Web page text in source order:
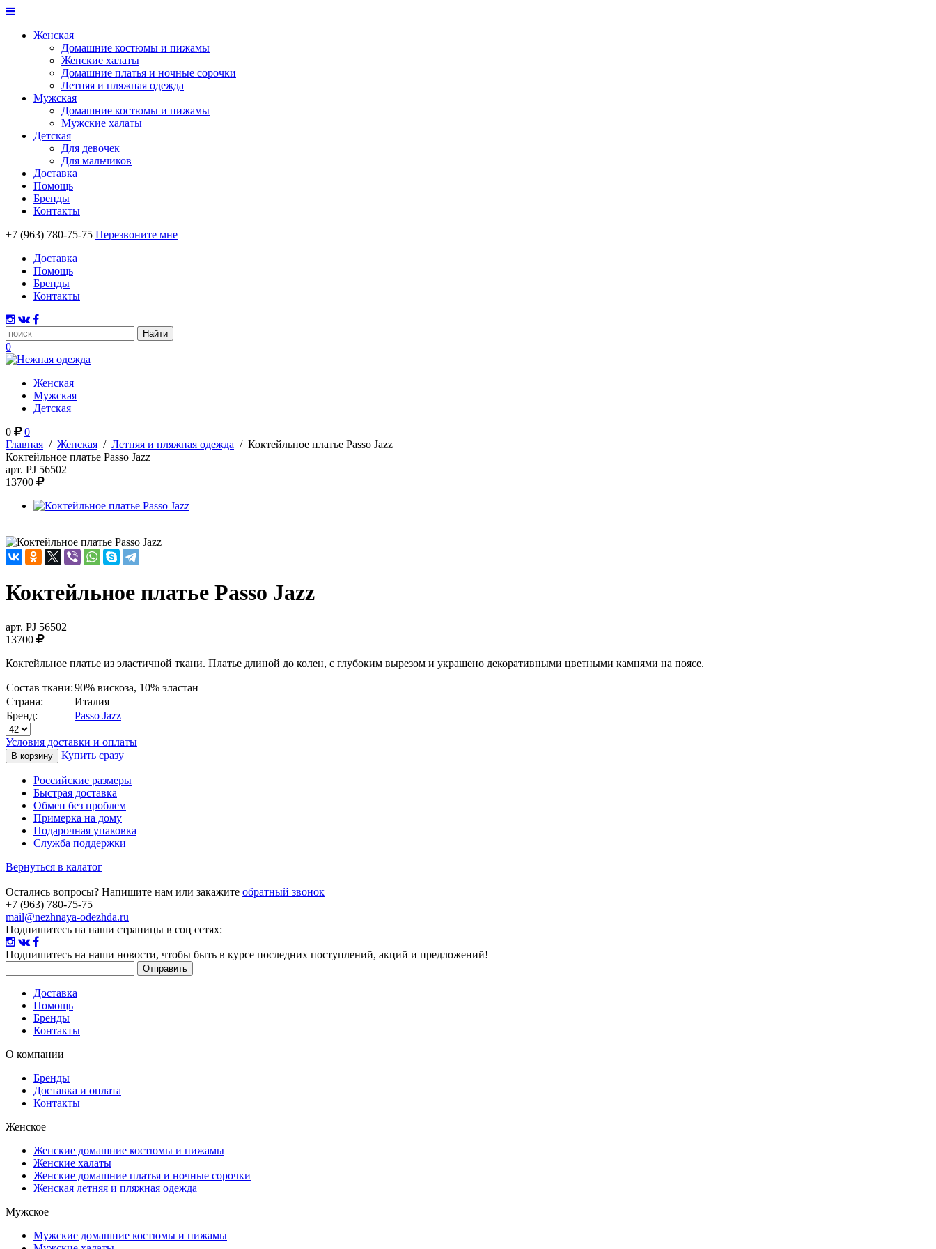
Женская
Домашние костюмы и пижамы
Женские халаты
Домашние платья и ночные сорочки
Летняя и пляжная одежда
Мужская
Домашние костюмы и пижамы
Мужские халаты
Детская
Для девочек
Для мальчиков
Доставка
Помощь
Бренды
Контакты
+7 (963) 780-75-75 Перезвоните мне
Доставка
Помощь
Бренды
Контакты
0
Женская
Мужская
Детская
0
0
Главная / Женская / Летняя и пляжная одежда / Коктейльное платье Passo Jazz
Коктейльное платье Passo Jazz
арт. PJ 56502
13700
Коктейльное платье Passo Jazz
арт. PJ 56502
13700
Коктейльное платье из эластичной ткани. Платье длиной до колен, с глубоким вырезом и украшено декоративными цветными камнями на поясе.
Состав ткани:90% вискоза, 10% эластан
Страна:
Италия
Бренд:
Passo Jazz
Условия доставки и оплаты
Купить сразу
Российские размеры
Быстрая доставка
Обмен без проблем
Примерка на дому
Подарочная упаковка
Служба поддержки
Вернуться в калатог
Остались вопросы? Напишите нам или закажите обратный звонок
+7 (963) 780-75-75
mail@nezhnaya-odezhda.ru
Подпишитесь на наши страницы в соц сетях:
Подпишитесь на наши новости, чтобы быть в курсе последних поступлений, акций и предложений!
Доставка
Помощь
Бренды
Контакты
О компании
Бренды
Доставка и оплата
Контакты
Женское
Женские домашние костюмы и пижамы
Женские халаты
Женские домашние платья и ночные сорочки
Женская летняя и пляжная одежда
Мужское
Мужские домашние костюмы и пижамы